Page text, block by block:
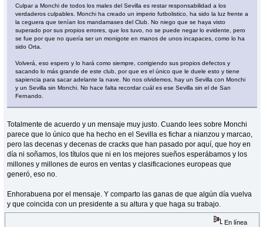
Culpar a Monchi de todos los males del Sevilla es restar responsabilidad a los
verdaderos culpables. Monchi ha creado un imperio futbolistico, ha sido la luz frente a
la ceguera que tenían los mandamases del Club. No niego que se haya visto
superado por sus propios errores, que los tuvo, no se puede negar lo evidente, pero
se fue por que no quería ser un monigote en manos de unos incapaces, como lo ha
sido Orta.
Volverá, eso espero y lo hará como siempre, corrigiendo sus propios defectos y
sacando lo más grande de este club, por que es el único que le duele esto y tiene
sapiencia para sacar adelante la nave. No nos olvidemos, hay un Sevilla con Monchi
y un Sevilla sin Monchi. No hace falta recordar cuál es ese Sevilla sin el de San
Fernando.
Totalmente de acuerdo y un mensaje muy justo. Cuando lees sobre Monchi
parece que lo único que ha hecho en el Sevilla es fichar a nianzou y marcao,
pero las decenas y decenas de cracks que han pasado por aquí, que hoy en
día ni soñamos, los títulos que ni en los mejores sueños esperábamos y los
millones y millones de euros en ventas y clasificaciones europeas que
generó, eso no.
Enhorabuena por el mensaje. Y comparto las ganas de que algún día vuelva
y que coincida con un presidente a su altura y que haga su trabajo.
En línea